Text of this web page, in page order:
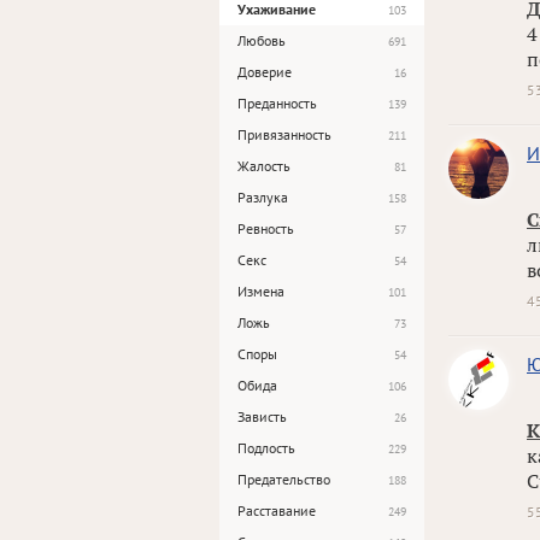
Ухаживание 103
Любовь 691
Доверие 16
Преданность 139
Привязанность 211
Жалость 81
Разлука 158
Ревность 57
Секс 54
Измена 101
Ложь 73
Споры 54
Обида 106
Зависть 26
Подлость 229
Предательство 188
Расставание 249